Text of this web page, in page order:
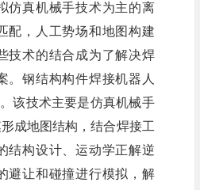
仿真机械手技术为主的离
配，人工势场和地图构建
技术的结合成为了解决焊
。钢结构构件焊接机器人
该技术主要是仿真机械手
成地图结构，结合焊接工
结构设计、运动学正解逆
避让和碰撞进行模拟，解